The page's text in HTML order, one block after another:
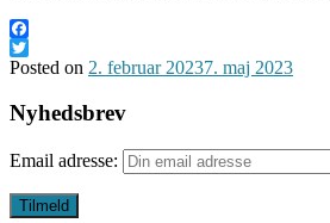
Facebook
Twitter
Posted on 2. februar 20237. maj 2023
Nyhedsbrev
Email adresse: